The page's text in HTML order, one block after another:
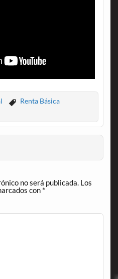
Renta Básica
no será publicada. Los
con *